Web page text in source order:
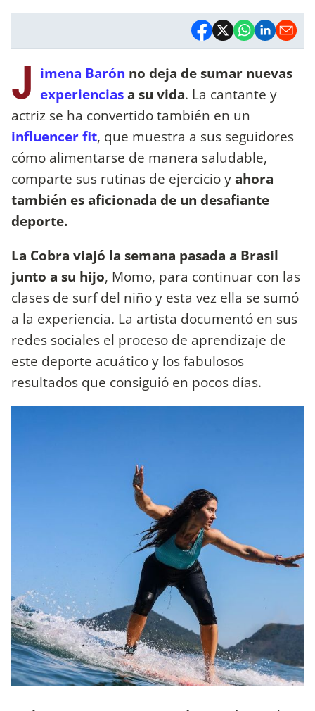
J imena Barón no deja de sumar nuevas
experienciasa su vida. La cantante y
actriz se ha convertido también en un
influencer fit, que muestra a sus seguidores
cómo alimentarse de manera saludable,
comparte sus rutinas de ejercicio yahora
también es aficionada de un desafiante
deporte.
La Cobra viajó la semana pasada a Brasil
junto a su hijo, Momo, para continuar con las
clases de surf del niño y esta vez ella se sumó
a la experiencia. La artista documentó en sus
redes sociales el proceso de aprendizaje de
este deporte acuático y los fabulosos
resultados que consiguió en pocos días.